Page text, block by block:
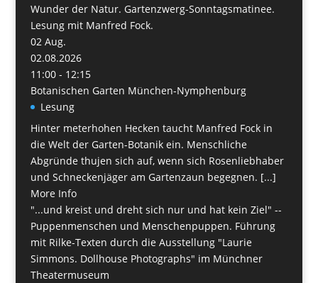
Wunder der Natur. Gartenzwerg-Sonntagsmatinee.
Lesung mit Manfred Fock.
02 Aug.
02.08.2026
11:00 - 12:15
Botanischen Garten München-Nymphenburg
Lesung
Hinter meterhohen Hecken taucht Manfred Fock in
die Welt der Garten-Botanik ein. Menschliche
Abgründe thujen sich auf, wenn sich Rosenliebhaber
und Schneckenjäger am Gartenzaun begegnen. [...]
More Info
"...und kreist und dreht sich nur und hat kein Ziel" --
Puppenmenschen und Menschenpuppen. Führung
mit Rilke-Texten durch die Ausstellung "Laurie
Simmons. Dollhouse Photographs" im Münchner
Theatermuseum